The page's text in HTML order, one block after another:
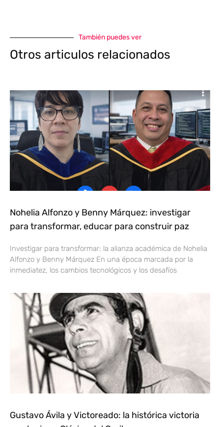
También puedes ver
Otros articulos relacionados
Nohelia Alfonzo y Benny Márquez: investigar
para transformar, educar para construir paz
Investigar para transformar: la alianza académica de Nohelia
Alfonzo y Benny Márquez En una época marcada por la
inmediatez, los cambios tecnológicos y los desafíos
Gustavo Ávila y Victoreado: la histórica victoria